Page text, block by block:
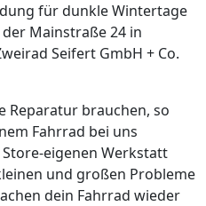
für dunkle Wintertage
Mainstraße 24 in
Seifert GmbH + Co.
Reparatur brauchen, so
Fahrrad bei uns
eigenen Werkstatt
und großen Probleme
dein Fahrrad wieder